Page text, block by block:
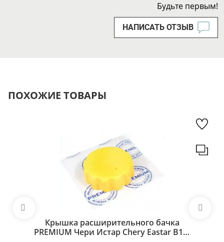
Будьте первым!
НАПИСАТЬ ОТЗЫВ
ПОХОЖИЕ ТОВАРЫ
Крышка расширительного бачка
PREMIUM Чери Истар Chery Eastar B11-